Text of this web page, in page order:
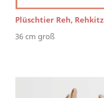
Plüschtier Reh, Rehkitz
36 cm groß